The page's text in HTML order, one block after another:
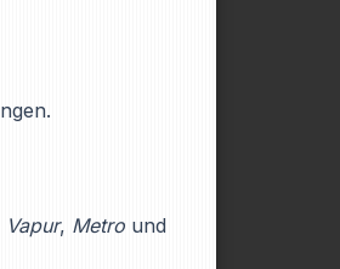
Vapur, Metro und